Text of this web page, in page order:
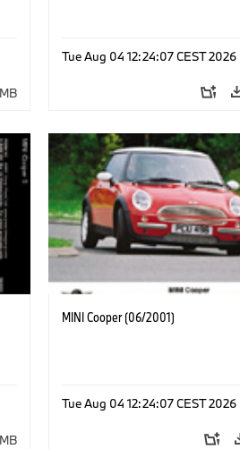
Tue Aug 04 12:24:07 CEST 2026
MINI Cooper (06/2001)
Tue Aug 04 12:24:07 CEST 2026